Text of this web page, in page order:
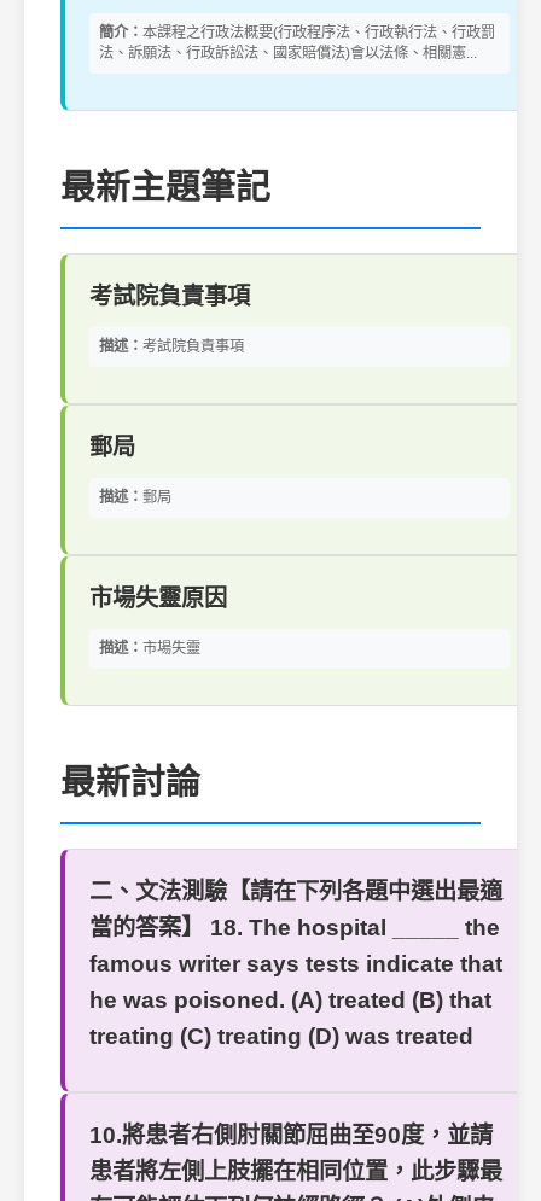
簡介： 本課程之行政法概要(行政程序法、行政執行法、行政罰
法、訴願法、行政訴訟法、國家賠償法)會以法條、相關憲...
最新主題筆記
考試院負責事項
描述： 考試院負責事項
郵局
描述： 郵局
市場失靈原因
描述： 市場失靈
最新討論
二、文法測驗【請在下列各題中選出最適
當的答案】 18. The hospital _____ the
famous writer says tests indicate that
he was poisoned. (A) treated (B) that
treating (C) treating (D) was treated
10.將患者右側肘關節屈曲至90度，並請
患者將左側上肢擺在相同位置，此步驟最